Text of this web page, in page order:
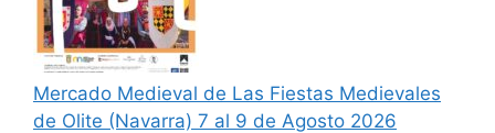
Mercado Medieval de Las Fiestas Medievales
de Olite (Navarra) 7 al 9 de Agosto 2026